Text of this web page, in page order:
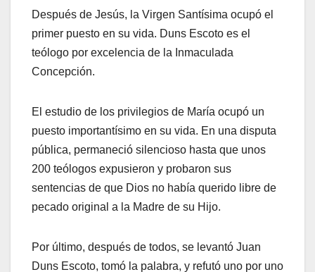
Después de Jesús, la Virgen Santísima ocupó el
primer puesto en su vida. Duns Escoto es el
teólogo por excelencia de la Inmaculada
Concepción.
El estudio de los privilegios de María ocupó un
puesto importantísimo en su vida. En una disputa
pública, permaneció silencioso hasta que unos
200 teólogos expusieron y probaron sus
sentencias de que Dios no había querido libre de
pecado original a la Madre de su Hijo.
Por último, después de todos, se levantó Juan
Duns Escoto, tomó la palabra, y refutó uno por uno